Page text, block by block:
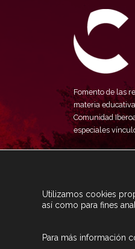
Fomento de las
materia
Comunidad
especiales
Utilizamos cookies
así como para fines
Para más información